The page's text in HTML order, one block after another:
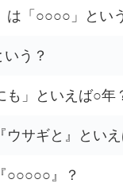
は「○○○○」とい
う？
も」といえば○年
ウサギと』とい
○○○○○』？